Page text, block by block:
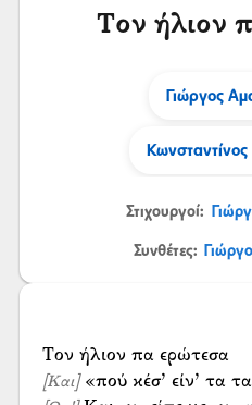
Τον ήλιον
Γιώργος
Κωνσταντίνος
Στιχουργοί:
Συνθέτες:
[Και]